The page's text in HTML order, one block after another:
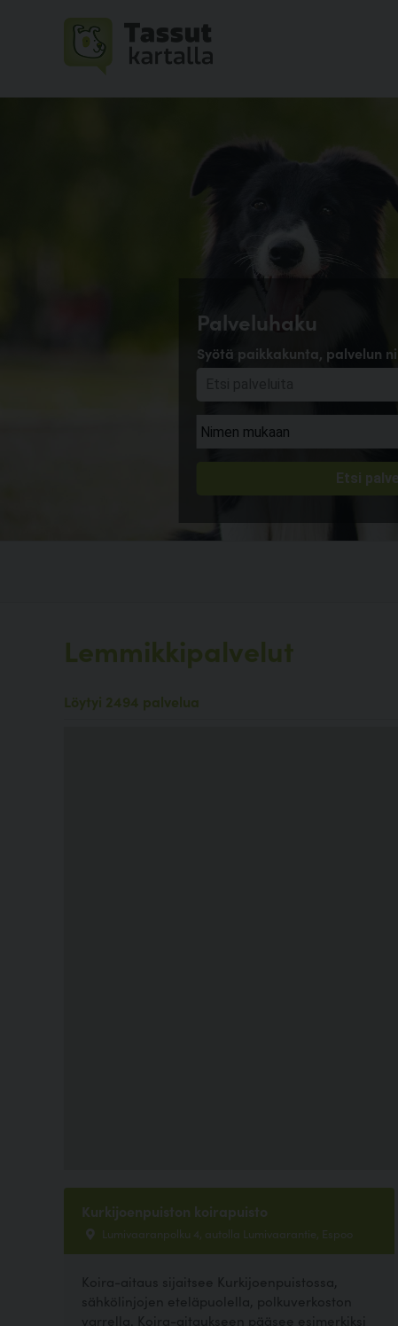
Palveluhaku
Syötä paikkakunta, palvelun
Lemmikkipalvelut
Löytyi 2494 palvelua
Kurkijoenpuiston koirapuisto
Lumivaaranpolku 4, autolla Lumivaarantie, Espoo
Koira-aitaus sijaitsee Kurkijoenpuistossa,
sähkölinjojen eteläpuolella, polkuverkoston
varrella. Koira-aitaukseen pääsee esimerkiksi